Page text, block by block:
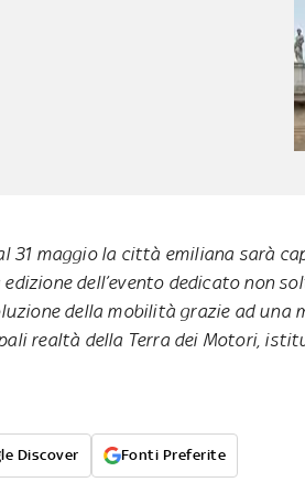
31 maggio la città emiliana sarà
edizione dell’evento dedicato non
della mobilità grazie ad una
realtà della Terra dei Motori,
Discover Fonti Preferite